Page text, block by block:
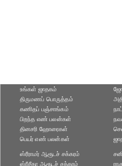
உங்கள் ஜாதகம்
திருமணப் பொருத்தம்
கணிதப் பஞ்சாங்கம்
பிறந்த எண் பலன்கள்
தினசரி ஹோரைகள்
பெயர் எண் பலன்கள்
ஸ்ரீராமர் ஆரூடச் சக்கரம்
ஸ்ரீசீதா ஆரூடச் சக்கரம்